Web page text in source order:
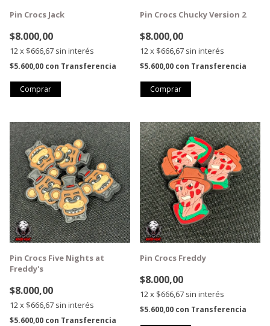
Pin Crocs Jack
$8.000,00
12x $666,67 sin interés
$5.600,00 con Transferencia
Pin Crocs Chucky Version 2
$8.000,00
12x $666,67 sin interés
$5.600,00 con Transferencia
Pin Crocs Five Nights at
Freddy's
$8.000,00
12x $666,67 sin interés
$5.600,00 con Transferencia
Pin Crocs Freddy
$8.000,00
12x $666,67 sin interés
$5.600,00 con Transferencia